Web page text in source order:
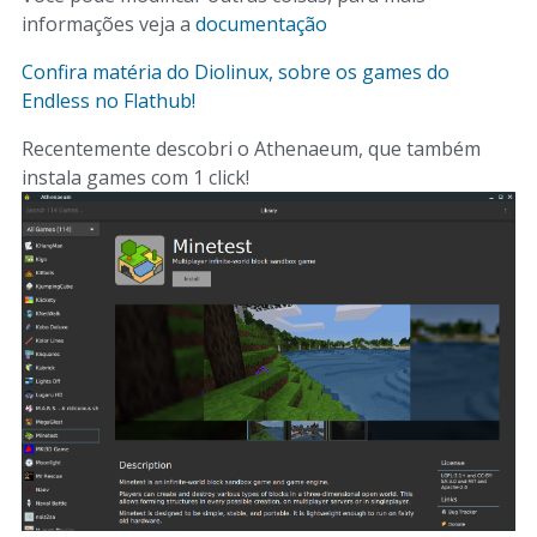
informações veja a documentação
Confira matéria do Diolinux, sobre os games do
Endless no Flathub!
Recentemente descobri o Athenaeum, que também
instala games com 1 click!